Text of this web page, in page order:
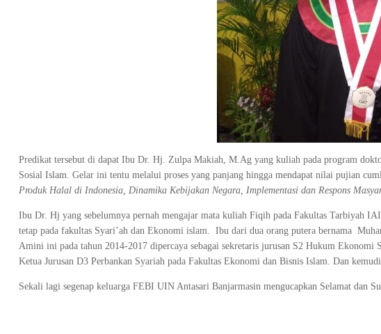
Predikat tersebut di dapat Ibu Dr. Hj. Zulpa Makiah, M.Ag yang kuliah pada program
Sosial Islam. Gelar ini tentu melalui proses yang panjang hingga mendapat nilai pujian
Produk Halal di Indonesia, Dinamika Kebijakan Negara, Implementasi dan Respons
Ibu Dr. Hj yang sebelumnya pernah mengajar mata kuliah Fiqih pada Fakultas Tarbiyah
tetap pada fakultas Syari’ah dan Ekonomi islam. Ibu dari dua orang putera bernama
Amini ini pada tahun 2014-2017 dipercaya sebagai sekretaris jurusan S2 Hukum
Ketua Jurusan D3 Perbankan Syariah pada Fakultas Ekonomi dan Bisnis Islam. Dan
Sekali lagi segenap keluarga FEBI UIN Antasari Banjarmasin mengucapkan Selamat dan